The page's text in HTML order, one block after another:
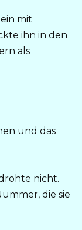
mit
ihn in den
als
und das
nicht.
die sie